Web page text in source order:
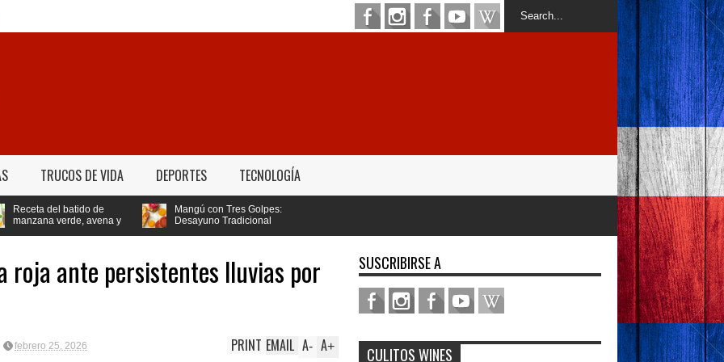
TRUCOS DE VIDA DEPORTES TECNOLOGÍA
batido de
avena y
Mangú con Tres Golpes:
Desayuno Tradicional
roja ante persistentes lluvias por
febrero 25, 2026 A+
A-
EMAIL
PRINT
SUSCRIBIRSE A
CULITOS WINES